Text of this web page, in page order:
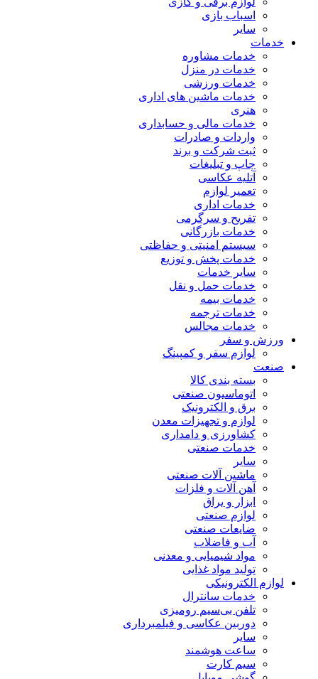
اسباب بازی
سایر
خدمات
خدمات مشاوره
خدمات در منزل
خدمات ورزشی
خدمات ماشین های اداری
هنری
خدمات مالی و حسابداری
واردات و صادرات
ثبت شرکت و برند
چاپ و تبلیغات
آتلیه عکاسی
تعمیر لوازم
خدمات اداری
تفریح و سرگرمی
خدمات بازرگانی
سیستم امنیتی و حفاظتی
خدمات پخش و توزیع
سایر خدمات
خدمات حمل و نقل
خدمات بیمه
خدمات ترجمه
خدمات مجالس
ورزش و سفر
لوازم سفر و کمپینگ
صنعت
بسته بندی کالا
اتوماسیون صنعتی
برق و الکترونیک
لوازم و تجهیزات معدن
کشاورزی و دامداری
خدمات صنعتی
سایر
ماشین آلات صنعتی
آهن آلات و فلزات
ابزار و یراق
لوازم صنعتی
ضایعات صنعتی
آب و فاضلاب
مواد شیمیایی و معدنی
تولید مواد غذایی
لوازم الکترونیکی
خدمات سانترال
تلفن بی‌سیم رومیزی
دوربین عکاسی و فیلمبرداری
سایر
ساعت هوشمند
سیم کارت